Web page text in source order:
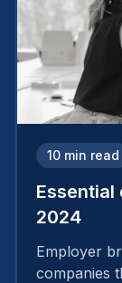
10 min read
Essential
2024
Employer
companies